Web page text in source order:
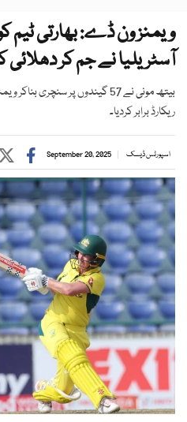
ویمنز ون ڈے: بھارتی ٹیم
آسٹریلیا نے جم کر دھلائی
بیتھ مونی نے 57 گیندوں پر
ریکارڈ برابر کردیا۔
اسپورٹس ڈیسک September 20, 2025